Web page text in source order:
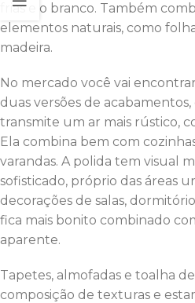
frias e o branco. Também
elementos naturais, como
madeira.
No mercado você vai
duas versões de
transmite um ar mais rústico,
Ela combina bem com
varandas. A polida tem visual
sofisticado, próprio das áreas
decorações de salas,
fica mais bonito combinado
aparente.
Tapetes, almofadas e toalha
composição de texturas e